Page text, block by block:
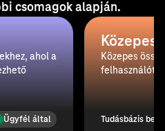
csomagok alapján.
ahol a
Ügyfél által
Közepes
Közepes
felhasználót
Tudásbázis